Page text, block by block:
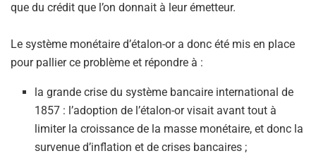
que du crédit que l’on donnait à leur émetteur.
Le système monétaire d’étalon-or a donc été mis en place
pour pallier ce problème et répondre à :
la grande crise du système bancaire international de
1857 : l’adoption de l’étalon-or visait avant tout à
limiter la croissance de la masse monétaire, et donc la
survenue d’inflation et de crises bancaires ;